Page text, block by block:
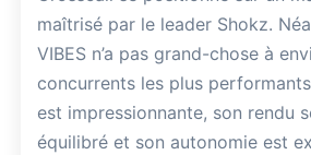
maîtrisé par le leader Shokz.
VIBES n’a pas grand-chose à
concurrents les plus
est impressionnante, son rendu
équilibré et son autonomie est